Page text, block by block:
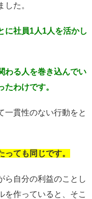
た。
に社員1人1人を活かし
わる人を巻き込んでい
わけです。
一貫性のない行動をと
っても同じです。
ら自分の利益のことし
を作っていると、そこ